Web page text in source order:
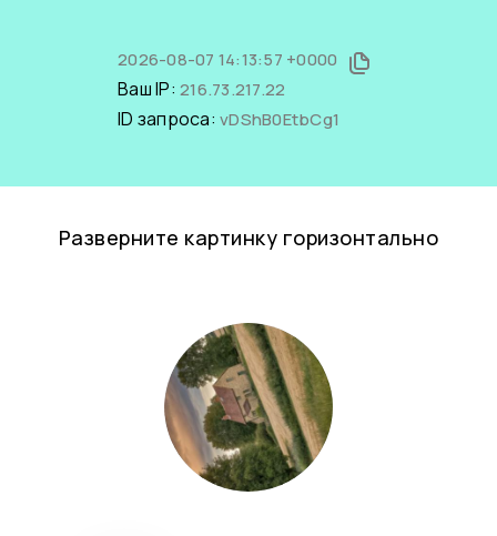
2026-08-07 14:13:57 +0000
Ваш IP: 216.73.217.22
ID запроса: vDShB0EtbCg1
Разверните картинку горизонтально